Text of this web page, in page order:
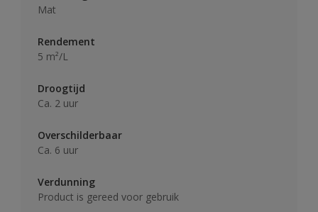
Mat
Rendement
5 m²/L
Droogtijd
Ca. 2 uur
Overschilderbaar
Ca. 6 uur
Verdunning
Product is gereed voor gebruik